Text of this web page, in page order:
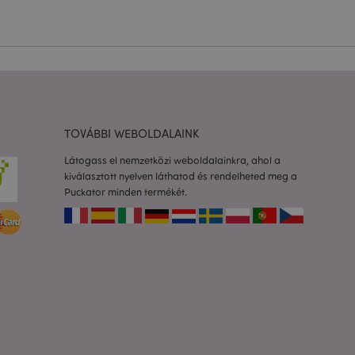
TOVÁBBI WEBOLDALAINK
Látogass el nemzetközi weboldalainkra, ahol a
kiválasztott nyelven láthatod és rendelheted meg a
Puckator minden termékét.
arra
által van
amelyet a
az oldalak
a felhasználó által
lehetővé teszi